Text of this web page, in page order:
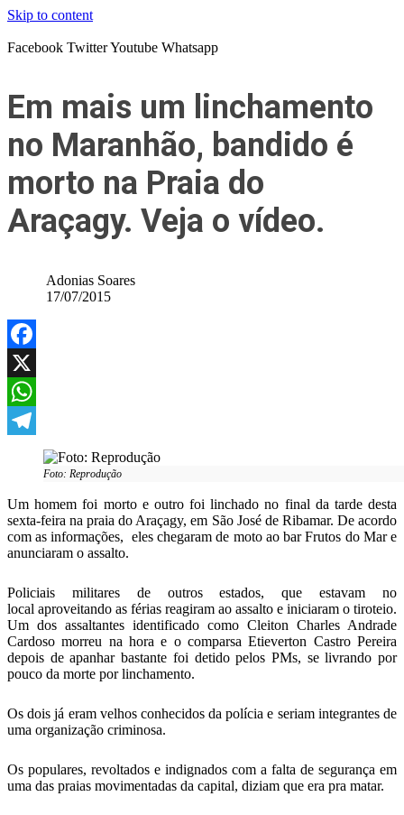
Skip to content
Facebook TwitterYoutube Whatsapp
Em mais um linchamento
no Maranhão, bandido é
morto na Praia do
Araçagy. Veja o vídeo.
Adonias Soares
17/07/2015
Facebook
X
WhatsApp
Telegram
Foto: Reprodução
Um homem foi morto e outro foi linchado no final da tarde desta
sexta-feira na praia do Araçagy, em São José de Ribamar. De acordo
com as informações, eles chegaram de moto ao bar Frutos do Mar e
anunciaram o assalto.
Policiais militares de outros estados, que estavam no
local aproveitando as férias reagiram ao assalto e iniciaram o tiroteio.
Um dos assaltantes identificado como Cleiton Charles Andrade
Cardoso morreu na hora e o comparsa Etieverton Castro Pereira
depois de apanhar bastante foi detido pelos PMs, se livrando por
pouco da morte por linchamento.
Os dois já eram velhos conhecidos da polícia e seriam integrantes de
uma organização criminosa.
Os populares, revoltados e indignados com a falta de segurança em
uma das praias movimentadas da capital, diziam que era pra matar.